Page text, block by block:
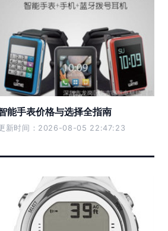
能手表价格与选择全指南
新时间：2026-08-05 22:47:23